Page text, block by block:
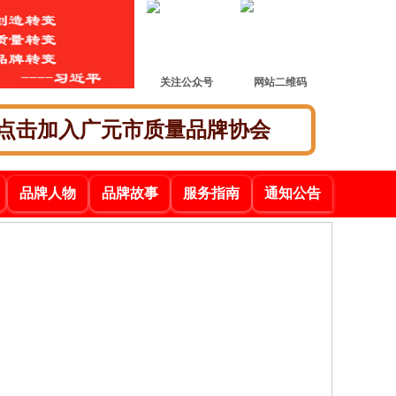
关注公众号 网站二维码
击加入广元市质量品牌协会
服务指南 通知公告
品牌故事
品牌人物